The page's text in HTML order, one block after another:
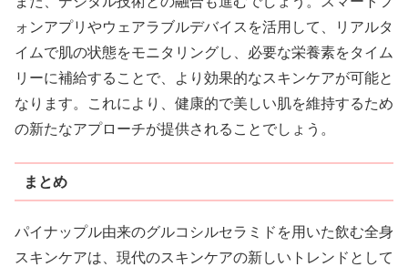
ォンアプリやウェアラブルデバイスを活用して、リアルタ
イムで肌の状態をモニタリングし、必要な栄養素をタイム
リーに補給することで、より効果的なスキンケアが可能と
なります。これにより、健康的で美しい肌を維持するため
の新たなアプローチが提供されることでしょう。
まとめ
パイナップル由来のグルコシルセラミドを用いた飲む全身
スキンケアは、現代のスキンケアの新しいトレンドとして